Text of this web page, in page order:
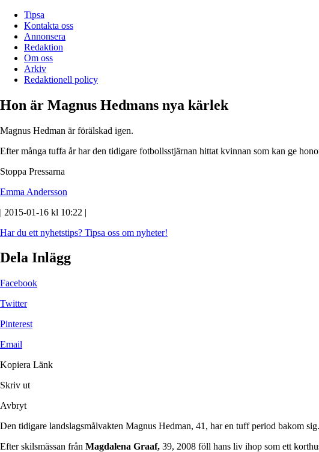
Tipsa
Kontakta oss
Annonsera
Redaktion
Om oss
Arkiv
Redaktionell policy
Hon är Magnus Hedmans nya kärlek
Magnus Hedman är förälskad igen.
Efter många tuffa år har den tidigare fotbollsstjärnan hittat kvinnan som kan ge
Stoppa Pressarna
Emma Andersson
| 2015-01-16 kl 10:22 |
Har du ett nyhetstips? Tipsa oss om nyheter!
Dela Inlägg
Facebook
Twitter
Pinterest
Email
Kopiera Länk
Skriv ut
Avbryt
Den tidigare landslagsmålvakten Magnus Hedman, 41, har en tuff period bakom sig.
Efter skilsmässan från Magdalena Graaf, 39, 2008 föll hans liv ihop som ett